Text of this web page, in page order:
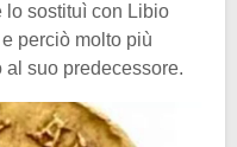
lo sostituì con Libio
perciò molto più
suo predecessore.